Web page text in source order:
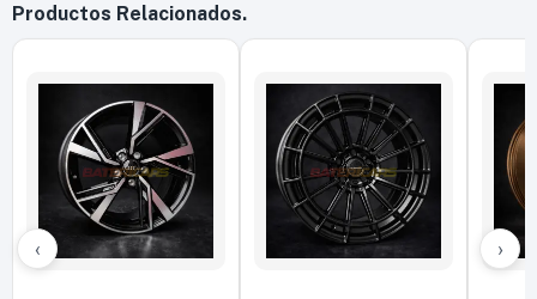
Productos Relacionados.
‹ ›